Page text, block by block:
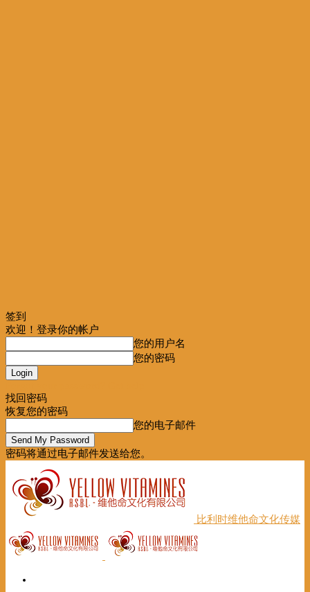
签到
欢迎！登录你的帐户
您的用户名
您的密码
找回密码
恢复您的密码
您的电子邮件
密码将通过电子邮件发送给您。
比利时维他命文化传媒